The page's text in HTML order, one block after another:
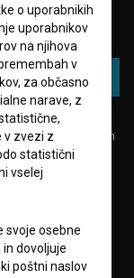
PRIJAVA
za zbiranje, hrambo in
o uporabnikih
uporabnikov
na njihova
v
za občasno
narave, z
v zvezi z
statistični
vselej
svoje osebne
dovoljuje
poštni naslov